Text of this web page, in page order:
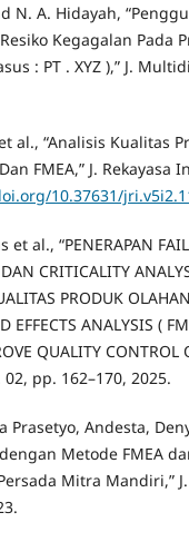
N. A. Hidayah,
Kegagalan Pada
: PT . XYZ ),” J.
al., “Analisis Kualitas
FMEA,” J. Rekayasa
10.37631/
al., “PENERAPAN
CRITICALITY
PRODUK
EFFECTS ANALYSIS (
QUALITY CONTROL
pp. 162–170, 2025.
Prasetyo, Andesta,
Metode FMEA
Mitra Mandiri,”